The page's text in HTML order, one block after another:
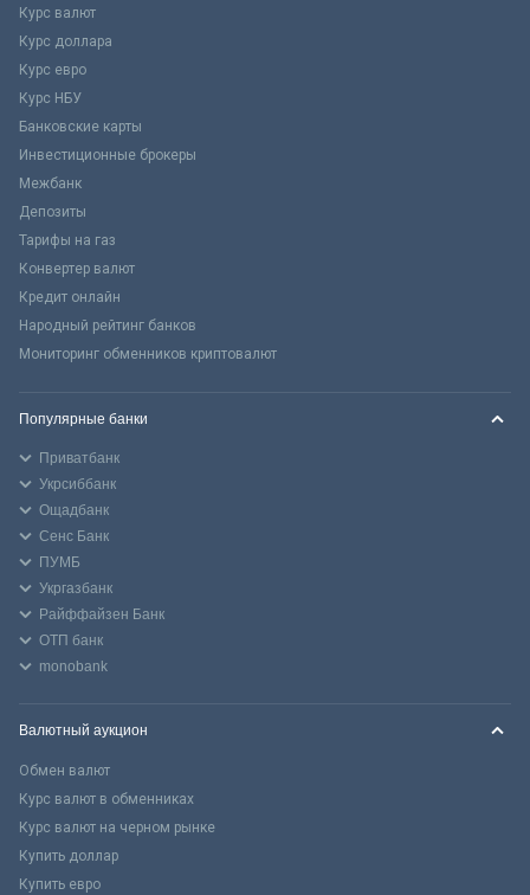
Курс валют
Курс доллара
Курс евро
Курс НБУ
Банковские карты
Инвестиционные брокеры
Межбанк
Депозиты
Тарифы на газ
Конвертер валют
Кредит онлайн
Народный рейтинг банков
Мониторинг обменников криптовалют
Популярные банки
Приватбанк
Укрсиббанк
Ощадбанк
Сенс Банк
ПУМБ
Укргазбанк
Райффайзен Банк
ОТП банк
monobank
Валютный аукцион
Обмен валют
Курс валют в обменниках
Курс валют на черном рынке
Купить доллар
Купить евро